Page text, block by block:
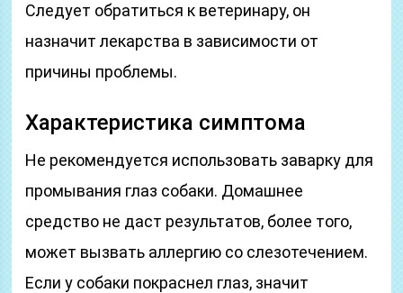
Следует обратиться к ветеринару, он
назначит лекарства в зависимости от
причины проблемы.
Характеристика симптома
Не рекомендуется использовать заварку для
промывания глаз собаки. Домашнее
средство не даст результатов, более того,
может вызвать аллергию со слезотечением.
Если у собаки покраснел глаз, значит